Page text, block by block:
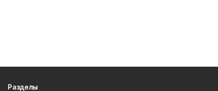
Разделы